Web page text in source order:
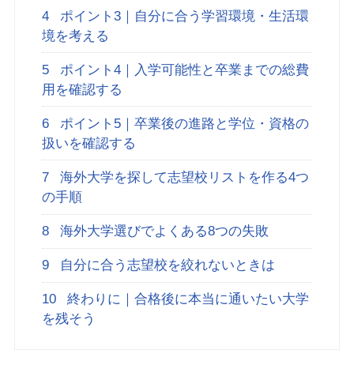
4
ポイント3｜自分に合う学習環境・生活環
境を考える
5
ポイント4｜入学可能性と卒業までの総費
用を確認する
6
ポイント5｜卒業後の進路と学位・資格の
扱いを確認する
7
海外大学を探して志望校リストを作る4つ
の手順
8 海外大学選びでよくある8つの失敗
9 自分に合う志望校を絞れないときは
10
終わりに｜合格後に本当に通いたい大学
を残そう